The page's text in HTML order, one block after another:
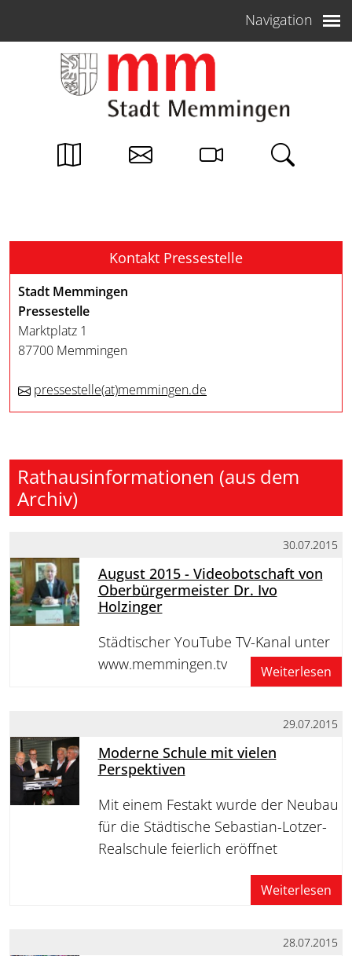
Navigation
Kontakt Pressestelle
Stadt Memmingen
Pressestelle
Marktplatz 1
87700 Memmingen
pressestelle(at)memmingen.de
Rathausinformationen (aus dem
Archiv)
30.07.2015
August 2015 - Videobotschaft von
Oberbürgermeister Dr. Ivo
Holzinger
Städtischer YouTube TV-Kanal unter
www.memmingen.tv
Weiterlesen
29.07.2015
Moderne Schule mit vielen
Perspektiven
Mit einem Festakt wurde der Neubau
für die Städtische Sebastian-Lotzer-
Realschule feierlich eröffnet
Weiterlesen
28.07.2015